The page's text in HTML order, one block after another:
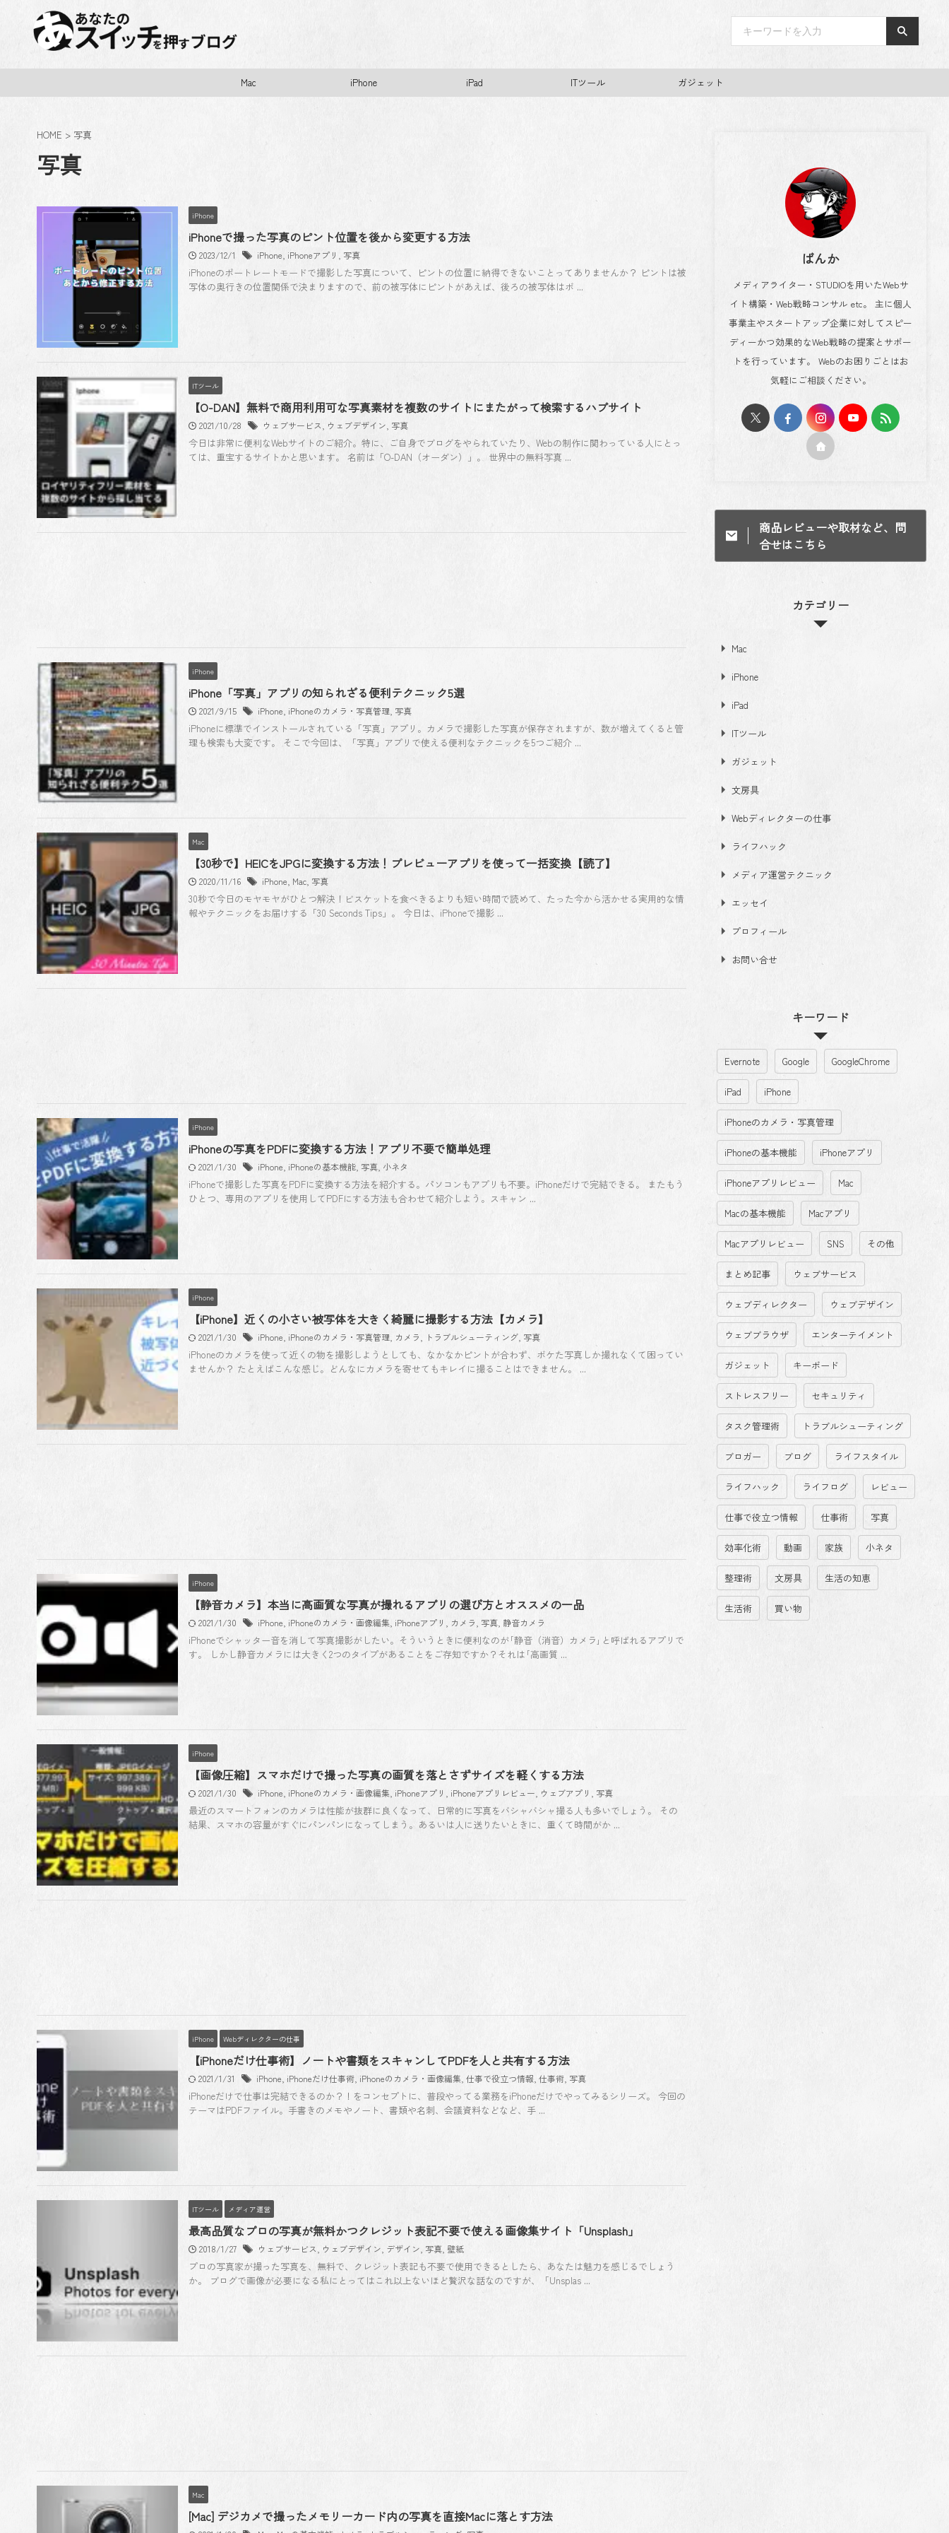
Mac iPhone iPad ITツール ガジェット
HOME > 写真
写真
iPhone
iPhoneで撮った写真のピント位置を後から変更する方法
2023/12/1 iPhone iPhoneアプリ 写真
iPhoneのポートレートモードで撮影した写真について、ピントの位置に納得できないことってありませんか？ ピントは被
写体の奥行きの位置関係で決まりますので、前の被写体にピントがあえば、後ろの被写体はボ ...
ITツール
【O-DAN】無料で商用利用可な写真素材を複数のサイトにまたがって検索するハブサイト
2021/10/28 ウェブサービス ウェブデザイン 写真
今日は非常に便利なWebサイトのご紹介。特に、ご自身でブログをやられていたり、Webの制作に関わっている人にとっ
ては、重宝するサイトかと思います。 名前は「O-DAN（オーダン）」。 世界中の無料写真 ...
iPhone
iPhone「写真」アプリの知られざる便利テクニック5選
2021/9/15 iPhone iPhoneのカメラ・写真管理 写真
iPhoneに標準でインストールされている「写真」アプリ。カメラで撮影した写真が保存されますが、数が増えてくると管
理も検索も大変です。 そこで今回は、「写真」アプリで使える便利なテクニックを5つご紹介 ...
Mac
【30秒で】HEICをJPGに変換する方法！プレビューアプリを使って一括変換【読了】
2020/11/16 iPhone Mac 写真
30秒で今日のモヤモヤがひとつ解決！ビスケットを食べきるよりも短い時間で読めて、たった今から活かせる実用的な情
報やテクニックをお届けする「30 Seconds Tips」。 今日は、iPhoneで撮影 ...
iPhone
iPhoneの写真をPDFに変換する方法！アプリ不要で簡単処理
2021/1/30 iPhone iPhoneの基本機能 写真 小ネタ
iPhoneで撮影した写真をPDFに変換する方法を紹介する。パソコンもアプリも不要。iPhoneだけで完結できる。 またもう
ひとつ、専用のアプリを使用してPDFにする方法も合わせて紹介しよう。スキャン ...
iPhone
【iPhone】近くの小さい被写体を大きく綺麗に撮影する方法【カメラ】
2021/1/30 iPhone iPhoneのカメラ・写真管理 カメラ トラブルシューティング 写真
iPhoneのカメラを使って近くの物を撮影しようとしても、なかなかピントが合わず、ボケた写真しか撮れなくて困ってい
ませんか？ たとえばこんな感じ。どんなにカメラを寄せてもキレイに撮ることはできません。 ...
iPhone
【静音カメラ】本当に高画質な写真が撮れるアプリの選び方とオススメの一品
2021/1/30 iPhone iPhoneのカメラ・画像編集 iPhoneアプリ カメラ 写真 静音カメラ
iPhoneでシャッター音を消して写真撮影がしたい。そういうときに便利なのが｢静音（消音）カメラ｣と呼ばれるアプリで
す。 しかし静音カメラには大きく2つのタイプがあることをご存知ですか？それは｢高画質 ...
iPhone
【画像圧縮】スマホだけで撮った写真の画質を落とさずサイズを軽くする方法
2021/1/30 iPhone iPhoneのカメラ・画像編集 iPhoneアプリ iPhoneアプリレビュー ウェブアプリ 写真
最近のスマートフォンのカメラは性能が抜群に良くなって、日常的に写真をバシャバシャ撮る人も多いでしょう。 その
結果、スマホの容量がすぐにパンパンになってしまう。あるいは人に送りたいときに、重くて時間がか ...
iPhone Webディレクターの仕事
【iPhoneだけ仕事術】ノートや書類をスキャンしてPDFを人と共有する方法
2021/1/31 iPhone iPhoneだけ仕事術 iPhoneのカメラ・画像編集 仕事で役立つ情報 仕事術 写真
iPhoneだけで仕事は完結できるのか？！をコンセプトに、普段やってる業務をiPhoneだけでやってみるシリーズ。 今回の
テーマはPDFファイル。手書きのメモやノート、書類や名刺、会議資料などなど、手 ...
ITツール メディア運営
最高品質なプロの写真が無料かつクレジット表記不要で使える画像集サイト「Unsplash」
2018/1/27 ウェブサービス ウェブデザイン デザイン 写真 壁紙
プロの写真家が撮った写真を、無料で、クレジット表記も不要で使用できるとしたら、あなたは魅力を感じるでしょう
か。 ブログで画像が必要になる私にとってはこれ以上ないほど贅沢な話なのですが、「Unsplas ...
Mac
[Mac] デジカメで撮ったメモリーカード内の写真を直接Macに落とす方法
ばんか
メディアライター・STUDIOを用いたWebサ
イト構築・Web戦略コンサル etc。 主に個人
事業主やスタートアップ企業に対してスピー
ディーかつ効果的なWeb戦略の提案とサポー
トを行っています。 Webのお困りごとはお
気軽にご相談ください。
商品レビューや取材など、問
合せはこちら
カテゴリー
Mac
iPhone
iPad
ITツール
ガジェット
文房具
Webディレクターの仕事
ライフハック
メディア運営テクニック
エッセイ
プロフィール
お問い合せ
キーワード
Evernote Google GoogleChrome
iPad iPhone
iPhoneのカメラ・写真管理
iPhoneの基本機能 iPhoneアプリ
iPhoneアプリレビュー Mac
Macの基本機能 Macアプリ
Macアプリレビュー SNS その他
まとめ記事 ウェブサービス
ウェブディレクター ウェブデザイン
ウェブブラウザ エンターテイメント
ガジェット キーボード
ストレスフリー セキュリティ
タスク管理術 トラブルシューティング
ブロガー ブログ ライフスタイル
ライフハック ライフログ レビュー
仕事で役立つ情報 仕事術 写真
効率化術 動画 家族 小ネタ
整理術 文房具 生活の知恵
生活術 買い物